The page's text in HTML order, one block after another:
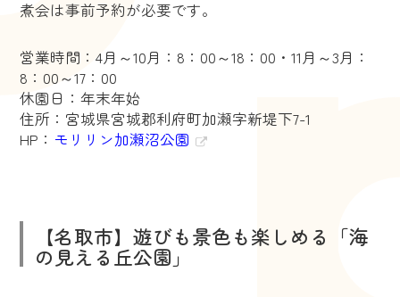
煮会は事前予約が必要です。
営業時間：4月～10月：8：00～18：00・11月～3月：
8：00～17：00
休園日：年末年始
住所：宮城県宮城郡利府町加瀬字新堤下7-1
HP： モリリン加瀬沼公園
【名取市】遊びも景色も楽しめる「海
の見える丘公園」